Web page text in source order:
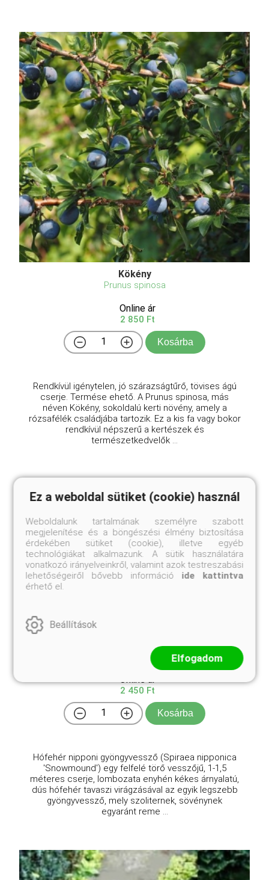
Kökény
Prunus spinosa
Online ár
2 850 Ft
Kosárba
Rendkívül igénytelen, jó szárazságtűrő, tövises ágú
cserje. Termése ehető. A Prunus spinosa, más
néven Kökény, sokoldalú kerti növény, amely a
rózsafélék családjába tartozik. Ez a kis fa vagy bokor
rendkívül népszerű a kertészek és
természetkedvelők ...
Hófehér nipponi gyöngyvessző
Spiraea nipponica 'Snowmound'
2 450 Ft
Kosárba
Hófehér nipponi gyöngyvessző (Spiraea nipponica
'Snowmound') egy felfelé törő vesszőjű, 1-1,5
méteres cserje, lombozata enyhén kékes árnyalatú,
dús hófehér tavaszi virágzásával az egyik legszebb
gyöngyvessző, mely szoliternek, sövénynek
egyaránt reme ...
Ez a weboldal sütiket (cookie) használ
Weboldalunk tartalmának személyre szabott
megjelenítése és a böngészési élmény biztosítása
érdekében sütiket (cookie), illetve egyéb
technológiákat alkalmazunk. A sütik használatára
vonatkozó irányelveinkről, valamint azok testreszabási
lehetőségeiről bővebb információ ide kattintva
érhető el.
Beállítások
Elfogadom